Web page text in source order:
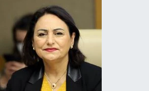
Magazin
Özel
Resmi İlanlar